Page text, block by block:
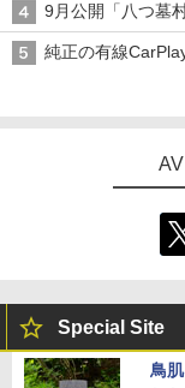
9月公開「八つ墓
純正の有線
Special Site
鳥